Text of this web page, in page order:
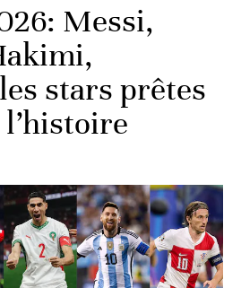
Messi,
stars prêtes